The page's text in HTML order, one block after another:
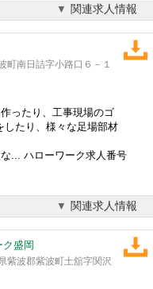
関連求人情報
町南日詰字小路口６－１
ったり、工事現場のゴ
したり、様々な足場部材
... ハローワーク求人番号
関連求人情報
盛岡
波郡紫波町土舘字関沢